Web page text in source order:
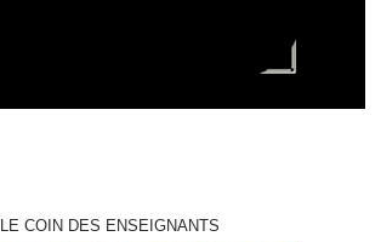
LE COIN DES ENSEIGNANTS